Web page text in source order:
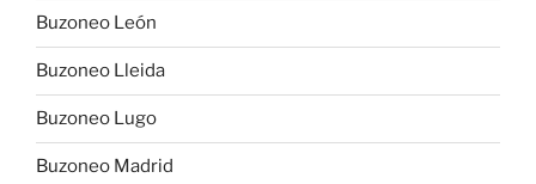
Buzoneo León
Buzoneo Lleida
Buzoneo Lugo
Buzoneo Madrid